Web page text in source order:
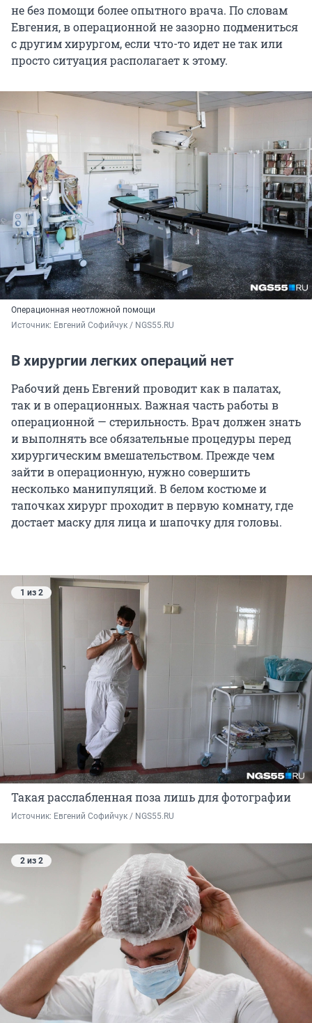
не без помощи более опытного врача. По словам
Евгения, в операционной не зазорно подмениться
с другим хирургом, если что-то идет не так или
просто ситуация располагает к этому.
Операционная неотложной помощи
Источник: Евгений Софийчук / NGS55.RU
В хирургии легких операций нет
Рабочий день Евгений проводит как в палатах,
так и в операционных. Важная часть работы в
операционной — стерильность. Врач должен знать
и выполнять все обязательные процедуры перед
хирургическим вмешательством. Прежде чем
зайти в операционную, нужно совершить
несколько манипуляций. В белом костюме и
тапочках хирург проходит в первую комнату, где
достает маску для лица и шапочку для головы.
1 из 2
Такая расслабленная поза лишь для фотографии
Источник: Евгений Софийчук / NGS55.RU
2 из 2